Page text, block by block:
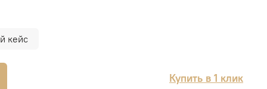
кейс
Купить в 1 клик